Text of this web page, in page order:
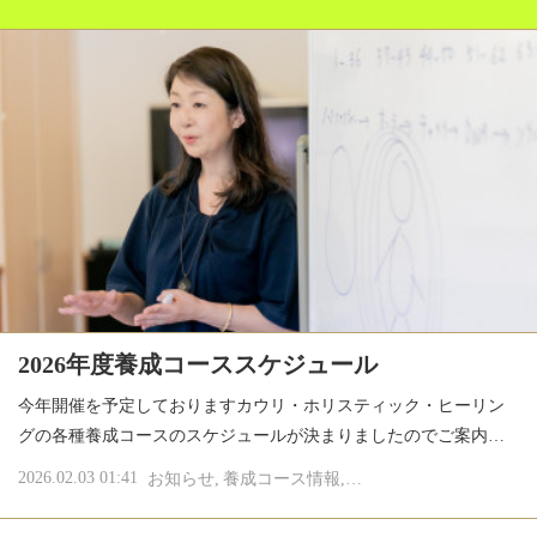
2026年度養成コーススケジュール
今年開催を予定しておりますカウリ・ホリスティック・ヒーリン
グの各種養成コースのスケジュールが決まりましたのでご案内…
2026.02.03 01:41 お知らせ 養成コース情報 濱美奈子の占星術とア